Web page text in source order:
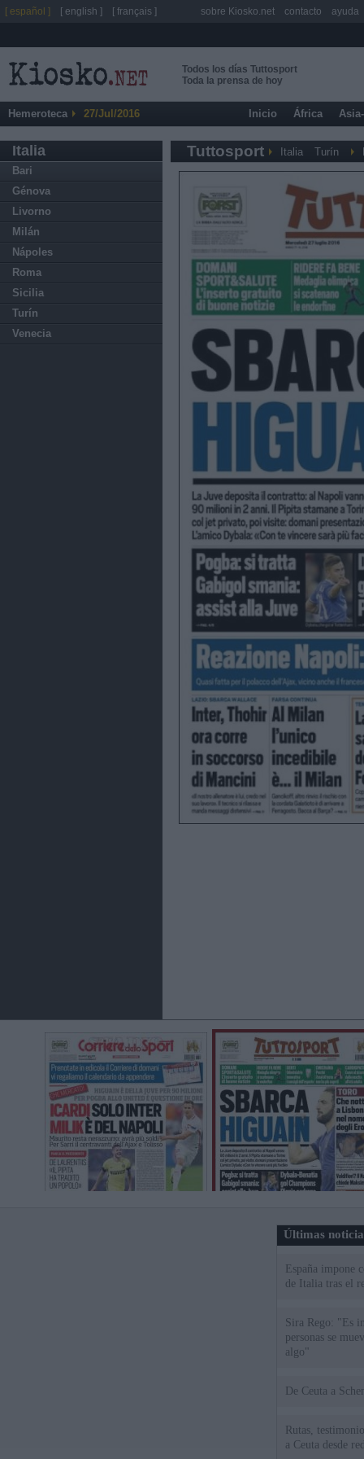
Todos los días Tuttosport
Toda la prensa de hoy
Hemeroteca 27/Jul/2016 Inicio África
Italia
Bari
Génova
Livorno
Milán
Nápoles
Roma
Sicilia
Turín
Venecia
Tuttosport Italia Turín
Últimas
España impone
de Italia tras el
Sira Rego: "Es
personas se
algo"
De
Rutas,
a Ceuta desde
[ español ] [ english ] [ français ] sobre Kiosko.net contacto ayuda